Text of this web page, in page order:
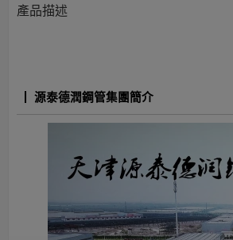
產品描述
源泰德潤鋼管集團簡介